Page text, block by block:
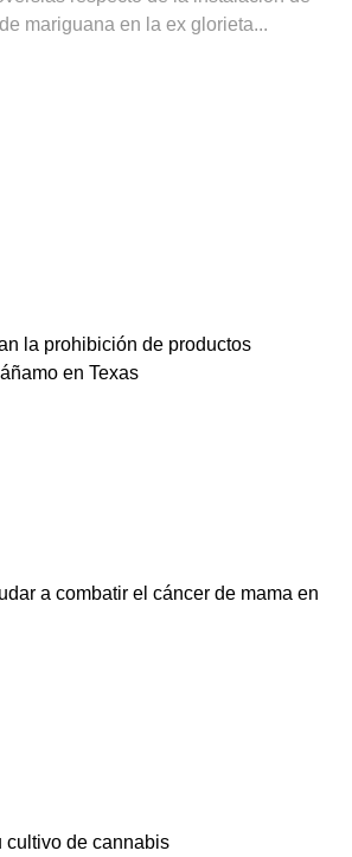
mariguana en la ex glorieta...
la prohibición de productos
en Texas
a combatir el cáncer de mama en
cultivo de cannabis